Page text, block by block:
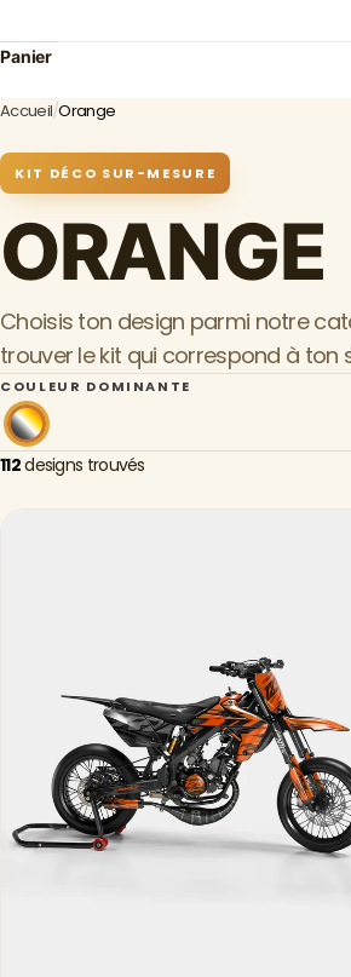
Panier
Accueil/Orange
KIT DÉCO SUR-MESURE
ORANGE
Choisis ton design parmi notre
trouver le kit qui correspond à ton
COULEUR DOMINANTE
112designs trouvés